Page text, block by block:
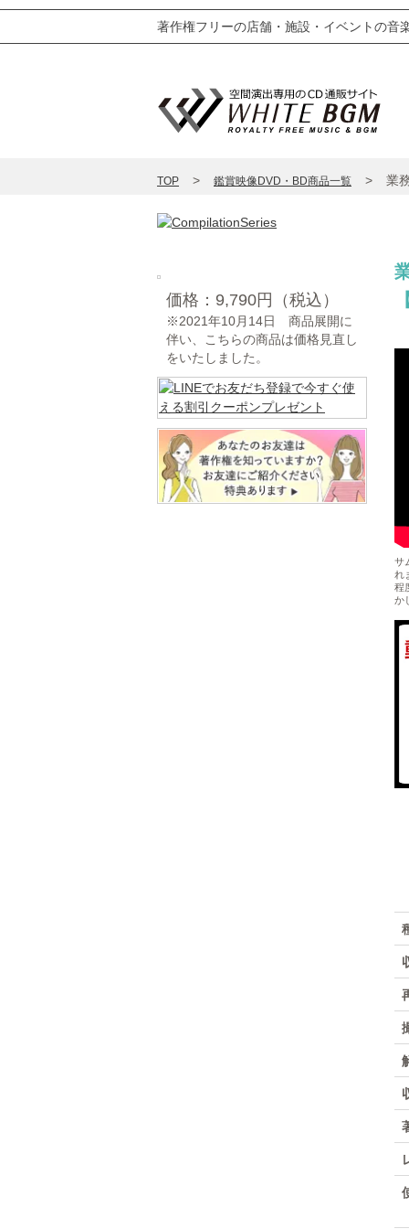
著作権フリーの店舗・施設・イベントの音
TOP 鑑賞映像DVD・BD商品一覧 業
価格：9,790円（税込）
※2021年10月14日 商品展開に
伴い、こちらの商品は価格見直し
をいたしました。
サ
れ
程
か